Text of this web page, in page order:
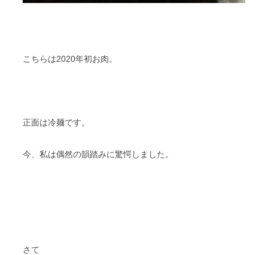
こちらは2020年初お肉。
正面は冷麺です。
今、私は偶然の韻踏みに驚愕しました。
さて